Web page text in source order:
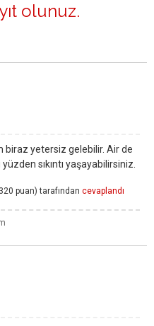
olunuz.
biraz yetersiz gelebilir. Air de
sıkıntı yaşayabilirsiniz.
puan) tarafından cevaplandı